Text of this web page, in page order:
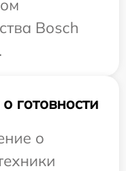
Bosch
готовности
о